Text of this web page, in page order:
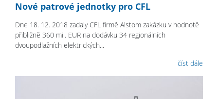
Nové patrové jednotky pro CFL
Dne 18. 12. 2018 zadaly CFL firmě Alstom zakázku v hodnotě
přibližně 360 mil. EUR na dodávku 34 regionálních
dvoupodlažních elektrických...
číst dále